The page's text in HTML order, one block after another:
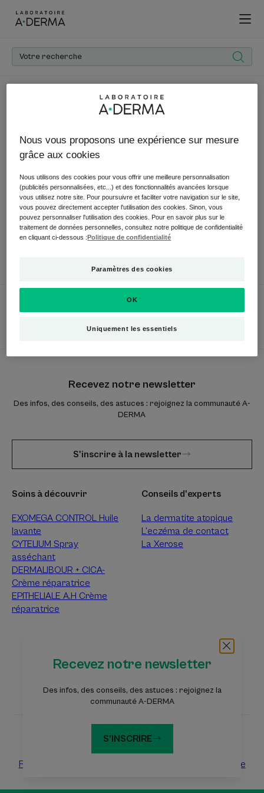
Recevez notre newsletter
Des infos, des conseils, des astuces : rejoignez la
communauté A-DERMA
S'INSCRIRE
dermatologique
Engagement : Fabriqué en France.
Recevez notre newsletter
Des infos, des conseils, des astuces : rejoignez la communauté A-
DERMA
S'inscrire à la newsletter
Soins à découvrir
EXOMEGA CONTROL Huile
lavante
CYTELIUM Spray
asséchant
DERMALIBOUR + CICA-
Crème réparatrice
EPITHELIALE A.H Crème
réparatrice
Conseils d'experts
La dermatite atopique
L’eczéma de contact
La Xerose
Questions fréquentesContact
Les sites du groupe Pierre Fabre
Fondation Eczéma Laboratoires Pierre Fabre
Nous vous proposons une expérience sur mesure
grâce aux cookies
Nous utilisons des cookies pour vous offrir une meilleure personnalisation
(publicités personnalisées, etc...) et des fonctionnalités avancées lorsque
vous utilisez notre site. Pour poursuivre et faciliter votre navigation sur le site,
vous pouvez directement accepter l'utilisation des cookies. Sinon, vous
pouvez personnaliser l'utilisation des cookies. Pour en savoir plus sur le
traitement de données personnelles, consultez notre politique de confidentialité
en cliquant ci-dessous :Politique de confidentialité
Paramètres des cookies
Uniquement les essentiels
OK